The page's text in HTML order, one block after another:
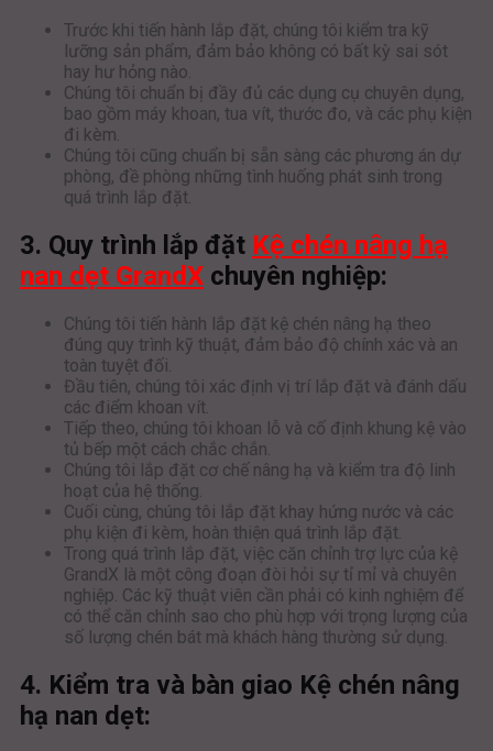
Trước khi tiến hành lắp đặt, chúng tôi kiểm tra kỹ
lưỡng sản phẩm, đảm bảo không có bất kỳ sai sót
hay hư hỏng nào.
Chúng tôi chuẩn bị đầy đủ các dụng cụ chuyên dụng,
bao gồm máy khoan, tua vít, thước đo, và các phụ kiện
đi kèm.
Chúng tôi cũng chuẩn bị sẵn sàng các phương án dự
phòng, đề phòng những tình huống phát sinh trong
quá trình lắp đặt.
3. Quy trình lắp đặt Kệ chén nâng hạ
nan dẹt GrandX chuyên nghiệp:
Chúng tôi tiến hành lắp đặt kệ chén nâng hạ theo
đúng quy trình kỹ thuật, đảm bảo độ chính xác và an
toàn tuyệt đối.
Đầu tiên, chúng tôi xác định vị trí lắp đặt và đánh dấu
các điểm khoan vít.
Tiếp theo, chúng tôi khoan lỗ và cố định khung kệ vào
tủ bếp một cách chắc chắn.
Chúng tôi lắp đặt cơ chế nâng hạ và kiểm tra độ linh
hoạt của hệ thống.
Cuối cùng, chúng tôi lắp đặt khay hứng nước và các
phụ kiện đi kèm, hoàn thiện quá trình lắp đặt.
Trong quá trình lắp đặt, việc căn chỉnh trợ lực của kệ
GrandX là một công đoạn đòi hỏi sự tỉ mỉ và chuyên
nghiệp. Các kỹ thuật viên cần phải có kinh nghiệm để
có thể căn chỉnh sao cho phù hợp với trọng lượng của
số lượng chén bát mà khách hàng thường sử dụng.
4. Kiểm tra và bàn giao Kệ chén nâng
hạ nan dẹt: